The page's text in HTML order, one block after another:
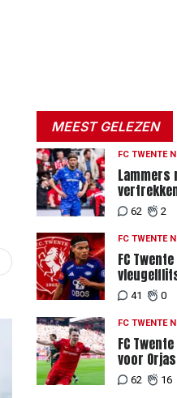
MEEST GELEZEN
FC TWENTE
Lammers
vanwege
62 2
FC TWENTE
FC
licht voor
41 0
FC TWENTE
FC
voor
genoemd
62 16